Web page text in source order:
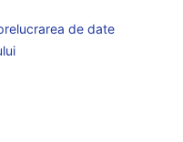
de date